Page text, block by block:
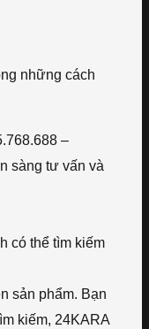
những cách
–
sàng tư vấn và
có thể tìm kiếm
sản phẩm. Bạn
kiếm, 24KARA